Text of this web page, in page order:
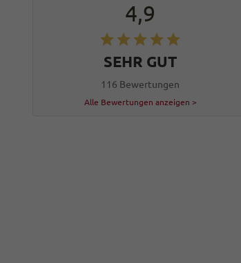
4,9
SEHR GUT
116 Bewertungen
Alle Bewertungen anzeigen >